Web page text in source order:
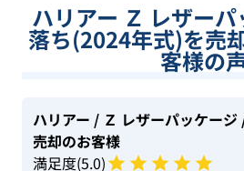
ハリアー Ｚ レザー
落ち(2024年式)を売
客様の
ハリアー / Ｚ レザーパッケージ
売却のお客様
満足度(5.0)